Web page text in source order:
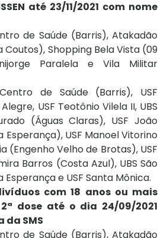
até 23/11/2021 com nome
de Saúde (Barris), Atakadão
Shopping Bela Vista (09
Paralela e Vila Militar
de Saúde (Barris), USF
USF Teotônio Vilela II, UBS
(Águas Claras), USF João
Esperança), USF Manoel Vitorino
(Engenho Velho de Brotas), USF
Barros (Costa Azul), UBS São
Esperança e USF Santa Mônica.
com 18 anos ou mais
dose até o dia 24/09/2021
da SMS
de Saúde (Barris), Atakadão